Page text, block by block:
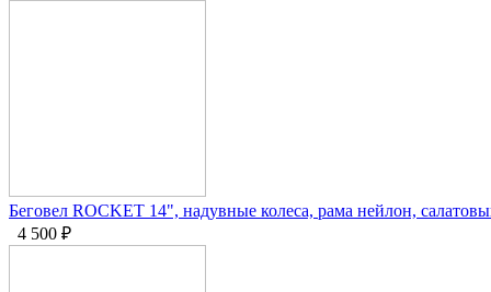
Беговел ROCKET 14", надувные колеса, рама нейлон,
4 500 ₽